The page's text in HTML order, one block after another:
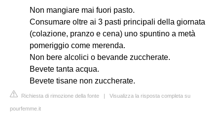
Non mangiare mai fuori pasto.
Consumare oltre ai 3 pasti principali della giornata
(colazione, pranzo e cena) uno spuntino a metà
pomeriggio come merenda.
Non bere alcolici o bevande zuccherate.
Bevete tanta acqua.
Bevete tisane non zuccherate.
Richiesta di rimozione della fonte | Visualizza la risposta completa su
pourfemme.it